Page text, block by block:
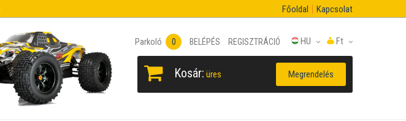
Főoldal Kapcsolat
Ft
HU
Parkoló 0 BELÉPÉS REGISZTRÁCIÓ
Kosár: üres Megrendelés